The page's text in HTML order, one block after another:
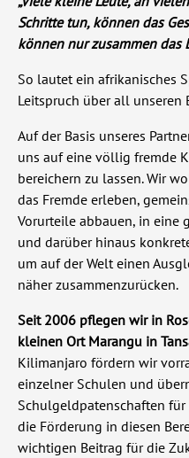
Schritte tun, können das
können nur zusam­men das
So lautet ein afrikanisches
Leitspruch über all unseren
Auf der Basis unseres
uns auf eine völlig fremde
bereichern zu lassen. Wir
das Fremde erleben,
Vorurteile abbauen, in eine
und darüber hinaus
um auf der Welt einen
näher zusammenzurücken.
Seit 2006 pflegen wir in
kleinen Ort Marangu in
Kilimanjaro fördern wir
einzelner Schulen und
Schulgeldpatenschaften für
die Förderung in diesen
wichtigen Beitrag für die